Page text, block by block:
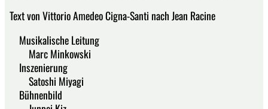
Text von Vittorio Amedeo Cigna-Santi nach Jean Racine
Musikalische Leitung
Marc Minkowski
Inszenierung
Satoshi Miyagi
Bühnenbild